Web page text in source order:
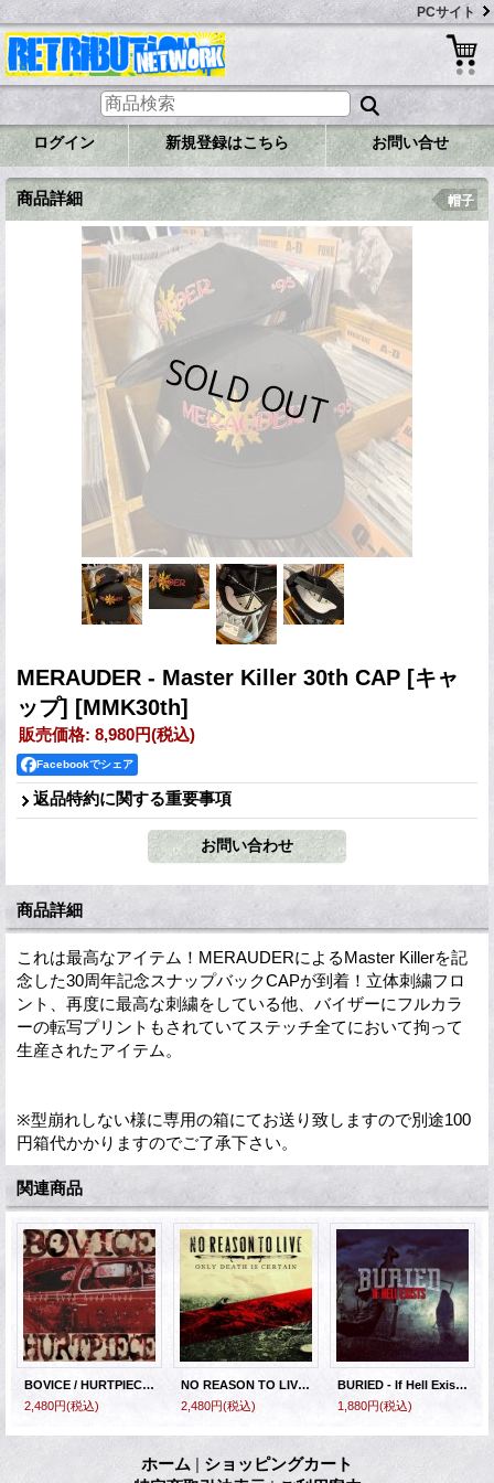
PCサイト
ログイン 新規登録はこちら お問い合せ
商品詳細 帽子
MERAUDER - Master Killer 30th CAP [キャ
ップ] [MMK30th]
販売価格: 8,980円(税込)
Facebookでシェア
返品特約に関する重要事項
商品詳細
これは最高なアイテム！MERAUDERによるMaster Killerを記
念した30周年記念スナップバックCAPが到着！立体刺繍フロ
ント、再度に最高な刺繍をしている他、バイザーにフルカラ
ーの転写プリントもされていてステッチ全てにおいて拘って
生産されたアイテム。
※型崩れしない様に専用の箱にてお送り致しますので別途100
円箱代かかりますのでご了承下さい。
関連商品
BOVICE / HURTPIECE - Flatline Split [CD]
2,480円(税込)
NO REASON TO LIVE - Only Death is Certain [CD]
2,480円(税込)
BURIED - If Hell Exists [CD]
1,880円(税込)
ホーム | ショッピングカート